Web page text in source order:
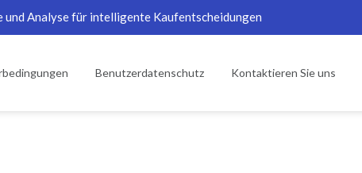
und Analyse für intelligente Kaufentscheidungen
Benutzerdatenschutz Kontaktieren Sie uns